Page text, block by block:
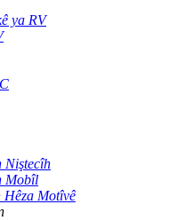
ya RV
Niştecîh
Mobîl
Hêza Motîvê